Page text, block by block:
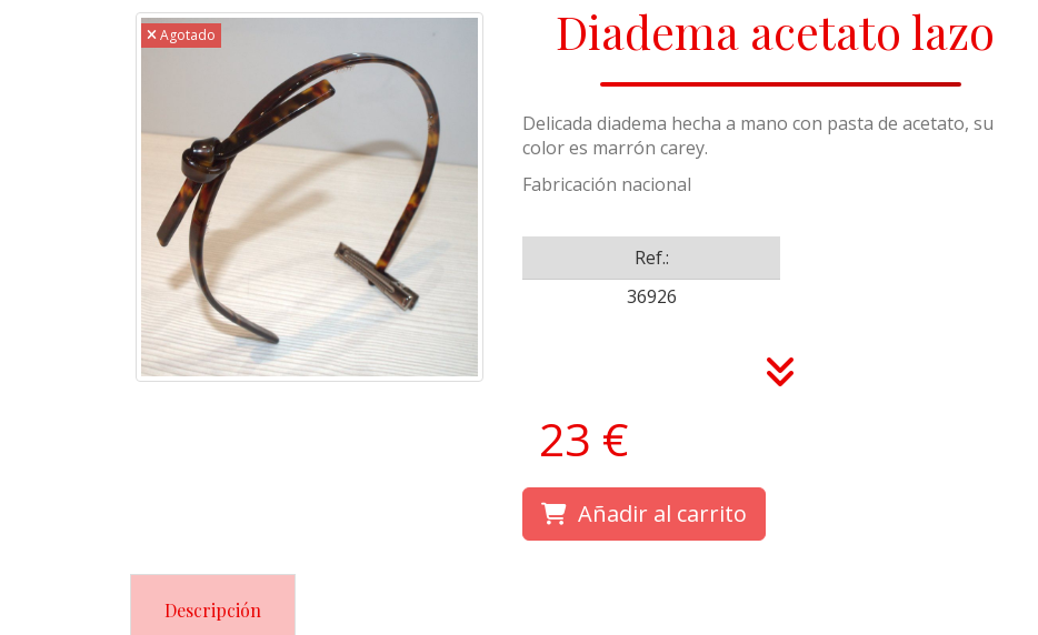
Agotado Diadema acetato lazo
Delicada diadema hecha a mano con pasta de acetato, su
color es marrón carey.
Fabricación nacional
Ref.:
36926
23 €
Añadir al carrito
Descripción